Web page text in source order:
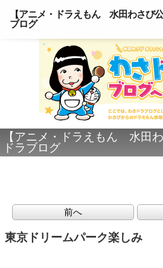
【アニメ・ドラえもん 水田わさび
ブログ
【アニメ・ドラえもん 水田
ドラブログ
前へ
東京ドリームパーク楽しみ